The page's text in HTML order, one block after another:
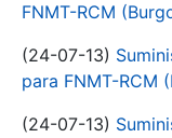
FNMT-RCM
(24-07-13)
para FNMT-RCM
(24-07-13)